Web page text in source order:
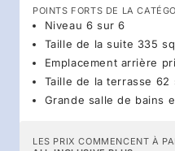
POINTS FORTS DE LA
Niveau 6 sur 6
Taille de la suite 335
Emplacement arrière
Taille de la terrasse 62
Grande salle de bains
LES PRIX COMMENCENT À